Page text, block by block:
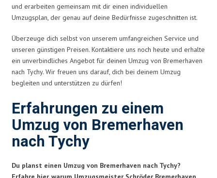
und erarbeiten gemeinsam mit dir einen individuellen
Umzugsplan, der genau auf deine Bedürfnisse zugeschnitten ist.
Überzeuge dich selbst von unserem umfangreichen Service und
unseren günstigen Preisen. Kontaktiere uns noch heute und erhalte
ein unverbindliches Angebot für deinen Umzug von Bremerhaven
nach Tychy. Wir freuen uns darauf, dich bei deinem Umzug
begleiten und unterstützen zu dürfen!
Erfahrungen zu einem
Umzug von Bremerhaven
nach Tychy
Du planst einen Umzug von Bremerhaven nach Tychy?